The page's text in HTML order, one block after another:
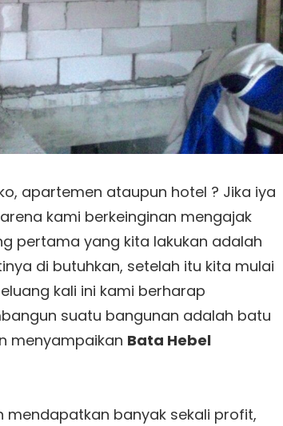
apartemen ataupun hotel ? Jika iya
kami berkeinginan mengajak
pertama yang kita lakukan adalah
di butuhkan, setelah itu kita mulai
kali ini kami berharap
suatu bangunan adalah batu
menyampaikan Bata Hebel
mendapatkan banyak sekali profit,